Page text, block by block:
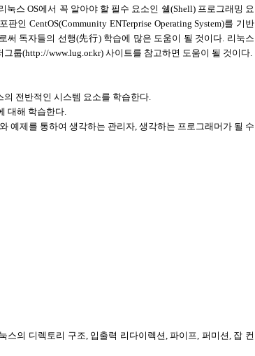
스 OS에서 꼭 알아야 할 필수 요소인 쉘(Shell) 프로그래밍 요
인 CentOS(Community ENTerprise Operating System)를 기반
써 독자들의 선행(先行) 학습에 많은 도움이 될 것이다. 리눅스
룹(http://www.lug.or.kr) 사이트를 참고하면 도움이 될 것이다.
전반적인 시스템 요소를 학습한다.
대해 학습한다.
예제를 통하여 생각하는 관리자, 생각하는 프로그래머가 될 수
의 디렉토리 구조, 입출력 리다이렉션, 파이프, 퍼미션, 잡 컨